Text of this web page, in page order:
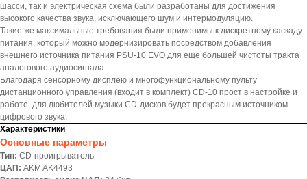
шасси, так и электрическая схема были разработаны для достижения
высокого качества звука, исключающего шум и интермодуляцию.
Такие же максимальные требования были применимы к дискретному каскаду
питания, который можно модернизировать посредством добавления
внешнего источника питания PSU-10 EVO для еще большей чистоты тракта
аналогового аудиосигнала.
Благодаря сенсорному дисплею и многофункциональному пульту
дистанционного управления (входит в комплект) CD-10 прост в настройке и
работе, для любителей музыки CD-дисков будет прекрасным источником
цифрового звука.
Характеристики
Основные параметры
Тип: CD-проигрыватель
ЦАП: AKM AK4493